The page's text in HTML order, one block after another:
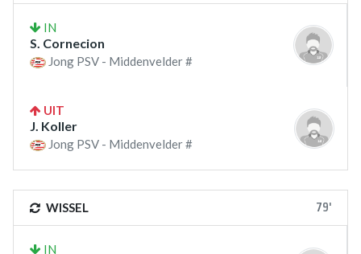
IN
S. Cornecion
Jong PSV - Middenvelder #
UIT
J. Koller
Jong PSV - Middenvelder #
WISSEL 79'
IN